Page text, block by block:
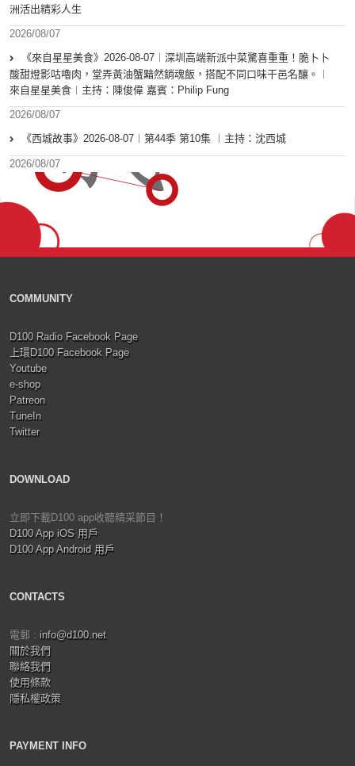
洲活出精彩人生
2026/08/07
《來自星星美食》2026-08-07︱深圳高端新派中菜驚喜重重！脆卜卜
酸甜燈影咕嚕肉，堂弄黃油蟹黯然銷魂飯，搭配不同口味干邑名釀。︱
來自星星美食︱主持：陳俊偉 嘉賓：Philip Fung
2026/08/07
《西城故事》2026-08-07︱第44季 第10集 ︱主持：沈西城
2026/08/07
COMMUNITY
D100 Radio Facebook Page
上環D100 Facebook Page
Youtube
e-shop
Patreon
TuneIn
Twitter
DOWNLOAD
立即下載D100 app收聽精采節目！
D100 App iOS 用戶
D100 App Android 用戶
CONTACTS
電郵 : info@d100.net
關於我們
聯絡我們
使用條款
隱私權政策
PAYMENT INFO